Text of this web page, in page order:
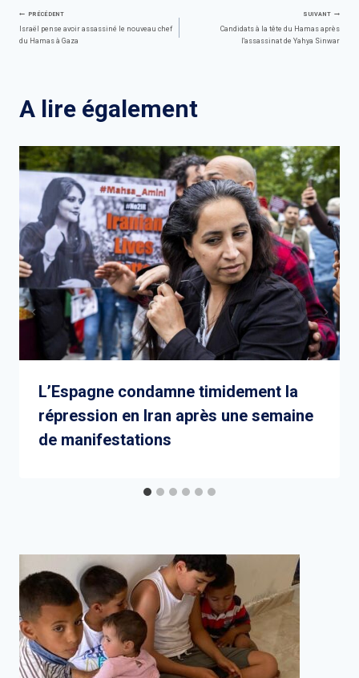
Navigation
PRÉCÉDENT
Israël pense avoir assassiné le nouveau chef
du Hamas à Gaza
SUIVANT
Candidats à la tête du Hamas après
l'assassinat de Yahya Sinwar
A lire également
L’Espagne condamne timidement la
répression en Iran après une semaine
de manifestations